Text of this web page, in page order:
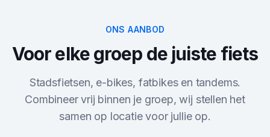
ONS AANBOD
Voor elke groep de juiste fiets
Stadsfietsen, e-bikes, fatbikes en tandems.
Combineer vrij binnen je groep, wij stellen het
samen op locatie voor jullie op.